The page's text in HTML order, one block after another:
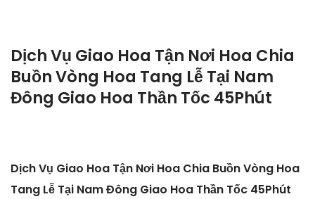
Dịch Vụ Giao Hoa Tận Nơi Hoa Chia
Buồn Vòng Hoa Tang Lễ Tại Nam
Đông Giao Hoa Thần Tốc 45Phút
Dịch Vụ Giao Hoa Tận Nơi Hoa Chia Buồn Vòng Hoa
Tang Lễ Tại Nam Đông Giao Hoa Thần Tốc 45Phút